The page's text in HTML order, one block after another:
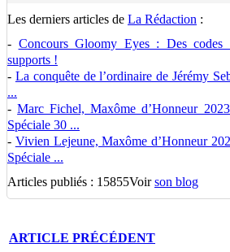
Les derniers articles de La Rédaction :
- Concours Gloomy Eyes : Des
supports !
- La conquête de l’ordinaire de Jérémy
...
-Marc Fichel, Maxôme d’Honneur
Spéciale 30 ...
- Vivien Lejeune, Maxôme d’Honneur
Spéciale ...
Articles publiés : 15855Voirson blog
ARTICLE PRÉCÉDENT